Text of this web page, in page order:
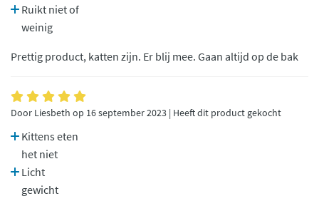
Ruikt niet of
weinig
Prettig product, katten zijn. Er blij mee. Gaan altijd op de bak
Door Liesbeth op 16 september 2023 | Heeft dit product gekocht
Kittens eten
het niet
Licht
gewicht